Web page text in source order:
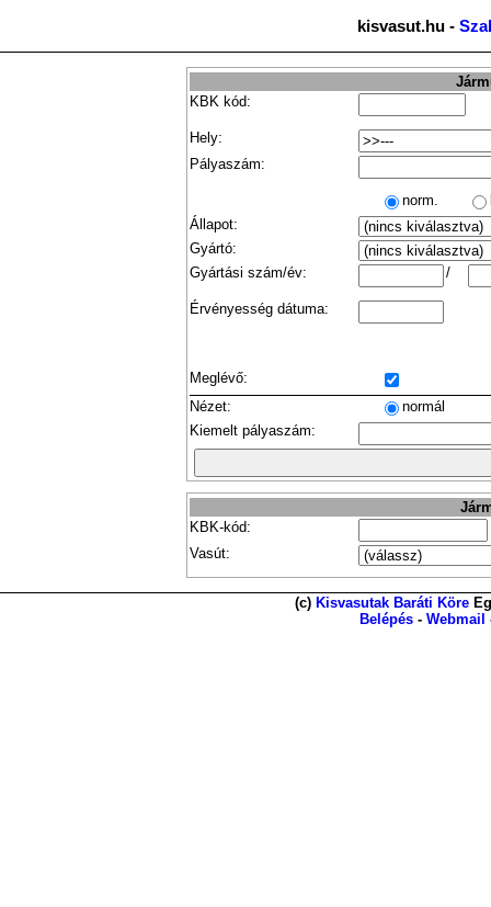
kisvasut.hu -
KBK kód:
Hely:
Pályaszám:
norm.
Állapot:
Gyártó:
Gyártási szám/év:
/
Érvényesség dátuma:
Meglévő:
Nézet:
normál
Kiemelt pályaszám:
KBK-kód:
Vasút:
(c) Kisvasutak Baráti Köre
Belépés - Webmail